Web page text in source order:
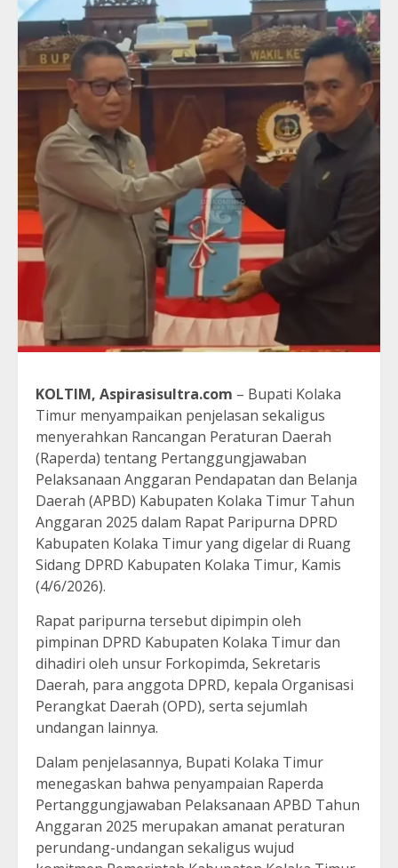
KOLTIM, Aspirasisultra.com – Bupati Kolaka
Timur menyampaikan penjelasan sekaligus
menyerahkan Rancangan Peraturan Daerah
(Raperda) tentang Pertanggungjawaban
Pelaksanaan Anggaran Pendapatan dan Belanja
Daerah (APBD) Kabupaten Kolaka Timur Tahun
Anggaran 2025 dalam Rapat Paripurna DPRD
Kabupaten Kolaka Timur yang digelar di Ruang
Sidang DPRD Kabupaten Kolaka Timur, Kamis
(4/6/2026).
Rapat paripurna tersebut dipimpin oleh
pimpinan DPRD Kabupaten Kolaka Timur dan
dihadiri oleh unsur Forkopimda, Sekretaris
Daerah, para anggota DPRD, kepala Organisasi
Perangkat Daerah (OPD), serta sejumlah
undangan lainnya.
Dalam penjelasannya, Bupati Kolaka Timur
menegaskan bahwa penyampaian Raperda
Pertanggungjawaban Pelaksanaan APBD Tahun
Anggaran 2025 merupakan amanat peraturan
perundang-undangan sekaligus wujud